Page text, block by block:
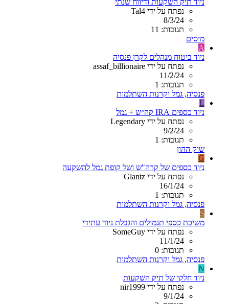
ניוד תיק השקעות ודיווח שנתי
נפתח על ידי Tal4
8/3/24
תגובות: 11
מיסים
A
ניוד ביטוח מנהלים לקרן פנסיה
נפתח על ידי assaf_billionaire
11/2/24
תגובות: 1
פנסיה, גמל וקרנות השתלמות
L
ניוד כספים IRA קה״ש + גמל
נפתח על ידי Legendary
9/2/24
תגובות: 1
שוק ההון
G
ניוד כספים של קרה"ש ושל קופת גמל להשקעה
נפתח על ידי Glantz
16/1/24
תגובות: 1
פנסיה, גמל וקרנות השתלמות
S
משיכת כספי תגמולים והגבלת ניוד עתידי
נפתח על ידי SomeGuy
11/1/24
תגובות: 0
פנסיה, גמל וקרנות השתלמות
N
ניוד חלקי של תיק השקעות
נפתח על ידי nir1999
9/1/24